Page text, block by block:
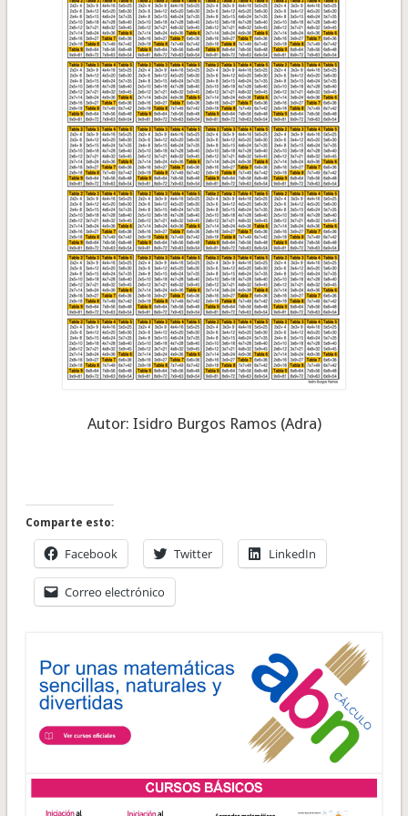
Autor: Isidro Burgos Ramos (Adra)
Comparte esto:
Facebook Twitter LinkedIn
Correo electrónico